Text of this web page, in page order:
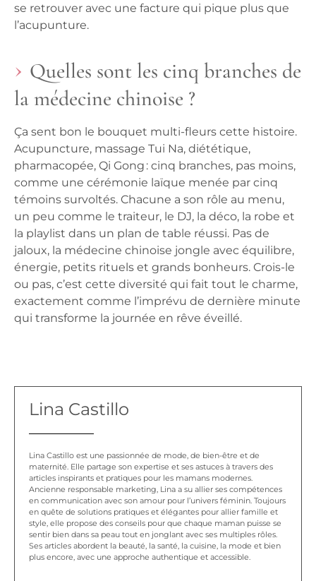
se retrouver avec une facture qui pique plus que
l’acupunture.
Quelles sont les cinq branches de
la médecine chinoise ?
Ça sent bon le bouquet multi-fleurs cette histoire.
Acupuncture, massage Tui Na, diététique,
pharmacopée, Qi Gong : cinq branches, pas moins,
comme une cérémonie laïque menée par cinq
témoins survoltés. Chacune a son rôle au menu,
un peu comme le traiteur, le DJ, la déco, la robe et
la playlist dans un plan de table réussi. Pas de
jaloux, la médecine chinoise jongle avec équilibre,
énergie, petits rituels et grands bonheurs. Crois-le
ou pas, c’est cette diversité qui fait tout le charme,
exactement comme l’imprévu de dernière minute
qui transforme la journée en rêve éveillé.
Lina Castillo
Lina Castillo est une passionnée de mode, de bien-être et de
maternité. Elle partage son expertise et ses astuces à travers des
articles inspirants et pratiques pour les mamans modernes.
Ancienne responsable marketing, Lina a su allier ses compétences
en communication avec son amour pour l’univers féminin. Toujours
en quête de solutions pratiques et élégantes pour allier famille et
style, elle propose des conseils pour que chaque maman puisse se
sentir bien dans sa peau tout en jonglant avec ses multiples rôles.
Ses articles abordent la beauté, la santé, la cuisine, la mode et bien
plus encore, avec une approche authentique et accessible.